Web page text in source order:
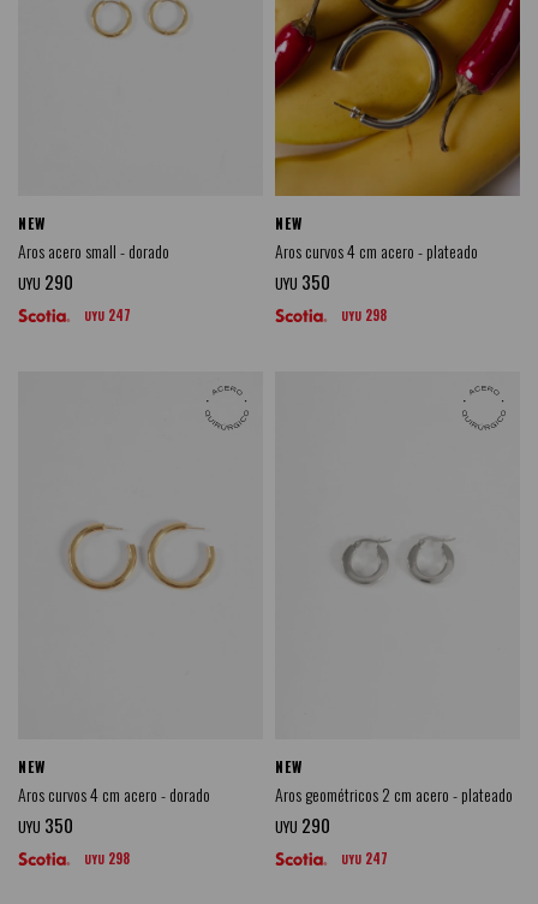
NEW
Aros acero small - dorado
UYU 290
UYU 247
NEW
Aros curvos 4 cm acero - plateado
UYU 350
UYU 298
NEW
Aros curvos 4 cm acero - dorado
UYU 350
UYU 298
NEW
Aros geométricos 2 cm acero - plateado
UYU 290
UYU 247